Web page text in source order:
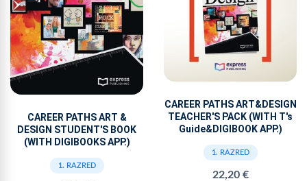
CAREER PATHS ART &
DESIGN STUDENT'S BOOK
(WITH DIGIBOOKS APP.)
1. RAZRED
CAREER PATHS ART&DESIGN
TEACHER'S PACK (WITH T's
Guide&DIGIBOOK APP.)
1. RAZRED
22,20 €